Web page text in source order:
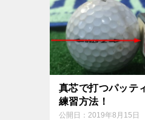
真芯で打つパッテ
練習方法！
公開日： 2019年8月15日